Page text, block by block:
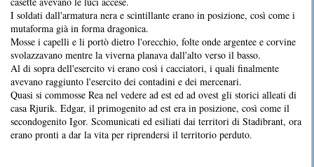
I soldati dall'armatura nera e scintillante erano in posizione, così come i
mutaforma già in forma dragonica.
Mosse i capelli e li portò dietro l'orecchio, folte onde argentee e corvine
svolazzavano mentre la viverna planava dall'alto verso il basso.
Al di sopra dell'esercito vi erano così i cacciatori, i quali finalmente
avevano raggiunto l'esercito dei contadini e dei mercenari.
Quasi si commosse Rea nel vedere ad est ed ad ovest gli storici alleati di
casa Rjurik. Edgar, il primogenito ad est era in posizione, così come il
secondogenito Igor. Scomunicati ed esiliati dai territori di Stadibrant, ora
erano pronti a dar la vita per riprendersi il territorio perduto.